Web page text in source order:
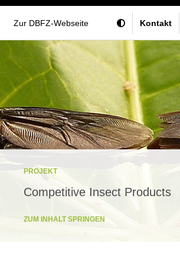
Zur DBFZ-Webseite Kontakt
PROJEKT
Competitive Insect Products
ZUM INHALT SPRINGEN